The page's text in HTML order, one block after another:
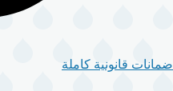
ضمانات قانونية كاملة